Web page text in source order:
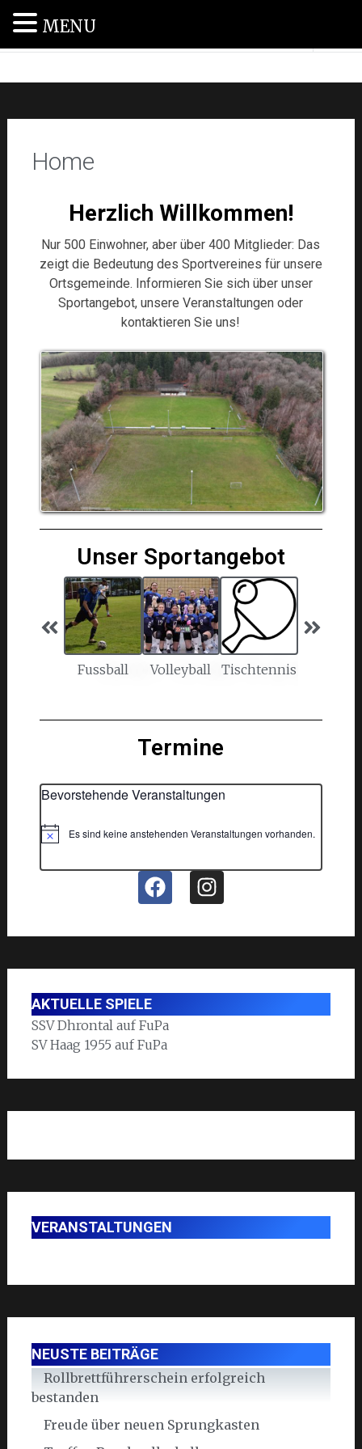
SV Haag 1955 e.V.
Home
Herzlich Willkommen!
Nur 500 Einwohner, aber über 400 Mitglieder: Das
zeigt die Bedeutung des Sportvereines für unsere
Ortsgemeinde. Informieren Sie sich über unser
Sportangebot, unsere Veranstaltungen oder
kontaktieren Sie uns!
Unser Sportangebot
Fussball Volleyball Tischtennis
Termine
Bevorstehende Veranstaltungen
HinweisEs sind keine anstehenden Veranstaltungen vorhanden.
AKTUELLE SPIELE
SSV Dhrontal auf FuPa
SV Haag 1955 auf FuPa
VERANSTALTUNGEN
NEUSTE BEITRÄGE
Rollbrettführerschein erfolgreich
bestanden
Freude über neuen Sprungkasten
MENU